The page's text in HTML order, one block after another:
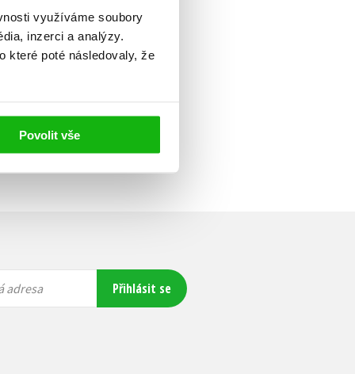
využíváme soubory
inzerci a analýzy.
které poté následovaly, že
Povolit vše
adresa Přihlásit se